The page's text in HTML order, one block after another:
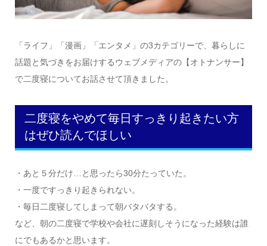
「ライフ」「漫画」「エンタメ」の3カテゴリーで、暮らしに
話題と気づきをお届けするウェブメディアの【オトナンサー】
で二度寝についてお話させて頂きました。
二度寝をやめて毎日すっきり起きたい方
はぜひ読んでほしい
・あと５分だけ…と思ったら30分たっていた。
・一度ですっきり起きられない。
・毎日二度寝してしまって朝バタバタする。
など、朝の二度寝で学校や会社に遅刻しそうになった経験は誰
にでもあるかと思います。